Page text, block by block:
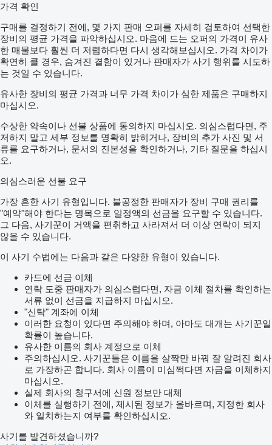
가격 확인
구매를 결정하기 전에, 몇 가지 판매 오퍼를 자세히 검토하여 선택한
장비의 평균 가격을 파악하십시오. 마음에 드는 오퍼의 가격이 유사
한 매물보다 훨씬 더 저렴하다면 다시 생각해보십시오. 가격 차이가
확연히 클 경우, 숨겨진 결함이 있거나 판매자가 사기 행위를 시도하
는 것일 수 있습니다.
유사한 장비의 평균 가격과 너무 가격 차이가 심한 제품은 구매하지
마십시오.
수상한 약속이나 선불 상품에 동의하지 마십시오. 의심스럽다면, 주
저하지 말고 세부 정보를 명확히 밝히거나, 장비의 추가 사진 및 서
류를 요구하거나, 문서의 진본성을 확인하거나, 기타 질문을 하십시
오.
의심스러운 선불 요구
가장 흔한 사기 유형입니다. 불공정한 판매자가 장비 구매 권리를
"예약"해야 한다는 명목으로 일정액의 선금을 요구할 수 있습니다.
그 다음, 사기꾼이 거액을 편취하고 사라져서 더 이상 연락이 되지
않을 수 있습니다.
이 사기 수법에는 다음과 같은 다양한 유형이 있습니다.
카드에 선금 이체
연락 도중 판매자가 의심스럽다면, 자금 이체 절차를 확인하는
서류 없이 선금을 지급하지 마십시오.
"신탁" 계좌에 이체
이러한 요청이 있다면 주의해야 하며, 아마도 대개는 사기꾼일
확률이 높습니다.
유사한 이름의 회사 계정으로 이체
주의하십시오. 사기꾼들은 이름을 살짝만 바꿔 잘 알려진 회사
로 가장하곤 합니다. 회사 이름이 미심쩍다면 자금을 이체하지
마십시오.
실제 회사의 청구서에 신원 정보만 대체
이체를 실행하기 전에, 제시된 정보가 올바르며, 지정한 회사
와 일치하는지 여부를 확인하십시오.
사기를 발견하셨습니까?